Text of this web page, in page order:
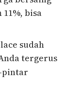
bisa
sudah
tergerus
pintar